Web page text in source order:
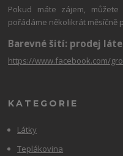
Pokud máte zájem,
pořádáme několikrát měsíčně
Barevné šití: prodej
https://www.facebook.com/
KATEGORIE
Látky
Teplákovina